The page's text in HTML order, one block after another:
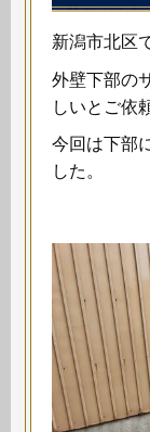
新潟市北区
外壁下部の
しいとご依
今回は下部
した。